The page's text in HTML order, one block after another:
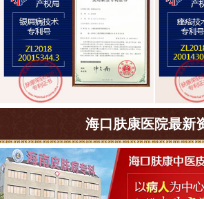
海口肤康医院最新